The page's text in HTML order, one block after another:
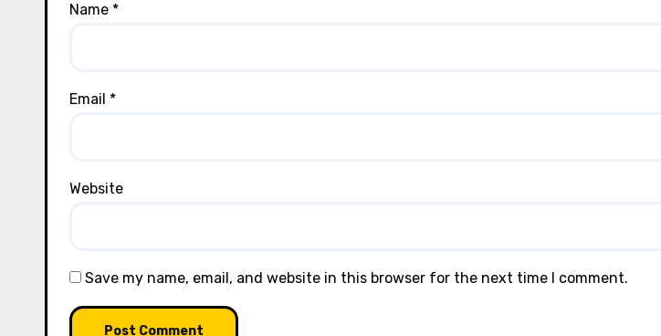
Name *
Email *
Website
Save my name, email, and website in this browser for the next time I comment.